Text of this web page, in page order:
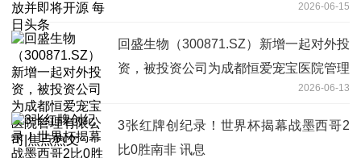
2026-06-15
回盛生物（300871.SZ）新增一起对外投
资，被投资公司为成都恒爱宠宝医院管理
2026-06-13
3张红牌创纪录！世界杯揭幕战墨西哥2
比0胜南非 讯息